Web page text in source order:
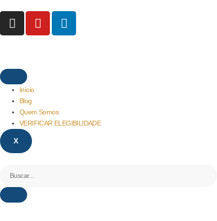
Início
Blog
Quem Somos
VERIFICAR ELEGIBILIDADE
X